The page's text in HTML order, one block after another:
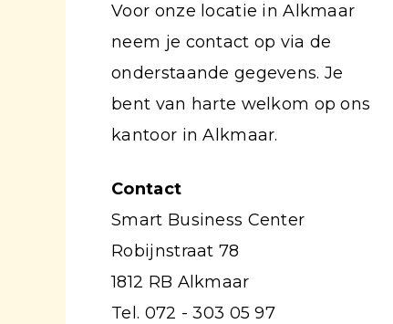
Voor onze locatie in Alkmaar
neem je contact op via de
onderstaande gegevens. Je
bent van harte welkom op ons
kantoor in Alkmaar.
Contact
Smart Business Center
Robijnstraat 78
1812 RB Alkmaar
Tel. 072 - 303 05 97